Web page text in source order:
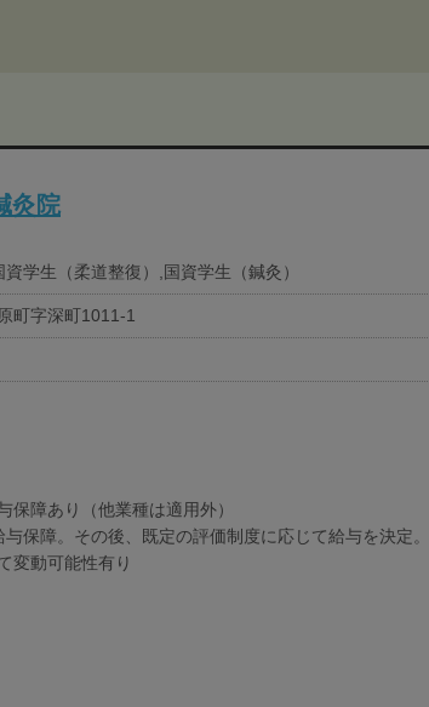
灸院
学生（柔道整復）,国資学生（鍼灸）
町字深町1011-1
障あり（他業種は適用外）
与保障。その後、既定の評価制度に応じて給与を決定。
変動可能性有り